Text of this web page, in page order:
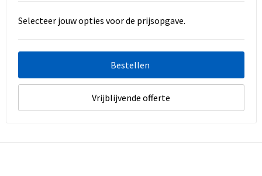
Selecteer jouw opties voor de prijsopgave.
Bestellen
Vrijblijvende offerte